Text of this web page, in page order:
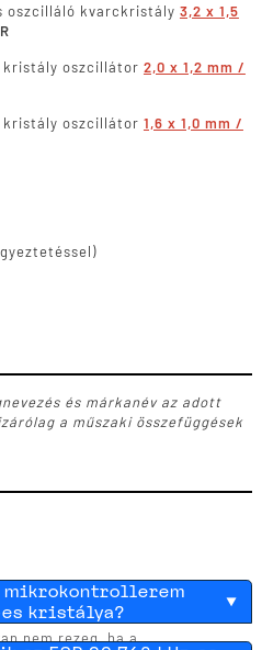
oszcilláló kvarckristály 3,2 x 1,5
kristály oszcillátor 2,0 x 1,2 mm /
kristály oszcillátor 1,6 x 1,0 mm /
és márkanév az adott
a műszaki összefüggések
es kristálya?
nem rezeg, ha a